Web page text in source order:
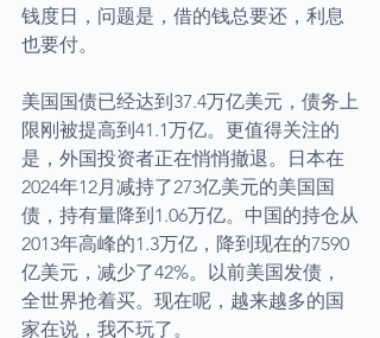
钱度日，问题是，借的钱总要还，利息
也要付。
美国国债已经达到37.4万亿美元，债务上
限刚被提高到41.1万亿。更值得关注的
是，外国投资者正在悄悄撤退。日本在
2024年12月减持了273亿美元的美国国
债，持有量降到1.06万亿。中国的持仓从
2013年高峰的1.3万亿，降到现在的7590
亿美元，减少了42%。以前美国发债，
全世界抢着买。现在呢，越来越多的国
家在说，我不玩了。